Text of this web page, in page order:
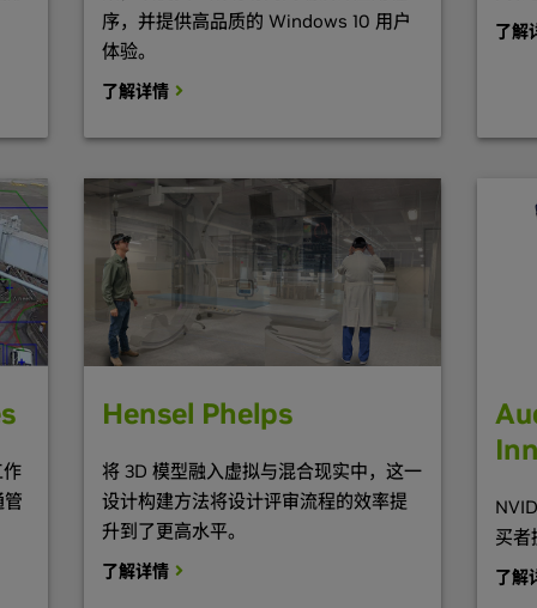
序，并提供高品质的 Windows 10 用户
体验。
了解详情
了解
Hensel Phelps
将 3D 模型融入虚拟与混合现实中，这一
设计构建方法将设计评审流程的效率提
升到了更高水平。
了解详情
买者
了解